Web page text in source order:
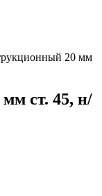
20 мм
ст. 45, н/